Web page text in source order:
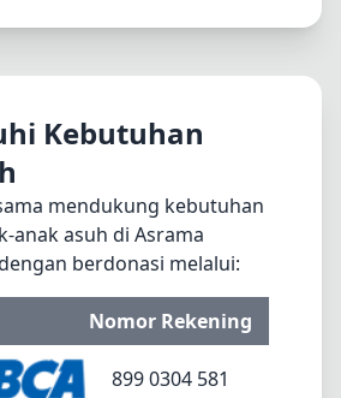
Kebutuhan
mendukung kebutuhan
anak asuh di Asrama
berdonasi melalui:
Nomor Rekening
899 0304 581